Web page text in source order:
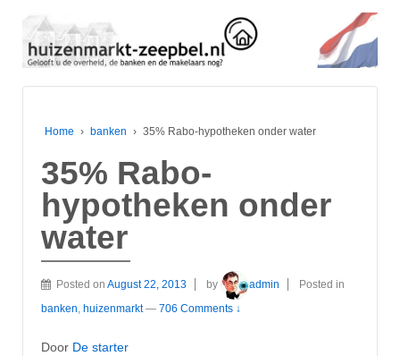
Home › banken › 35% Rabo-hypotheken onder water
35% Rabo-
hypotheken onder
water
Posted on August 22, 2013 by admin
Posted in
banken huizenmarkt — 706 Comments ↓
Door De starter